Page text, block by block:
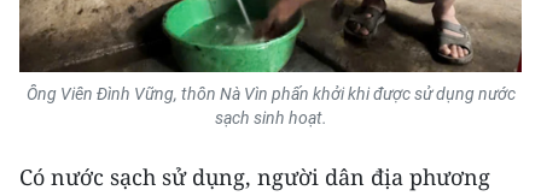
Ông Viên Đình Vững, thôn Nà Vìn phấn khởi khi được sử dụng nước
sạch sinh hoạt.
Có nước sạch sử dụng, người dân địa phương